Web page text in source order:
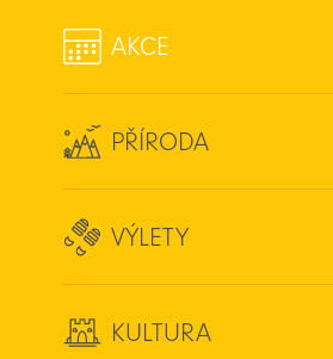
AKCE
PŘÍRODA
VÝLETY
KULTURA